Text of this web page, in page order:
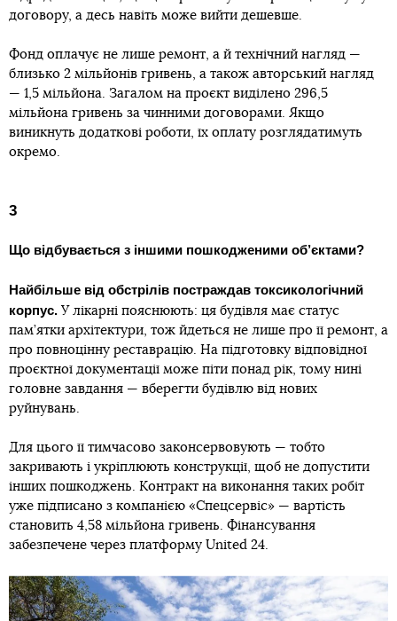
договору, а десь навіть може вийти дешевше.
Фонд оплачує не лише ремонт, а й технічний нагляд —
близько 2 мільйонів гривень, а також авторський нагляд
— 1,5 мільйона. Загалом на проєкт виділено 296,5
мільйона гривень за чинними договорами. Якщо
виникнуть додаткові роботи, їх оплату розглядатимуть
окремо.
3
Що відбувається з іншими пошкодженими об’єктами?
Найбільше від обстрілів постраждав токсикологічний
корпус. У лікарні пояснюють: ця будівля має статус
пам’ятки архітектури, тож йдеться не лише про її ремонт, а
про повноцінну реставрацію. На підготовку відповідної
проєктної документації може піти понад рік, тому нині
головне завдання — вберегти будівлю від нових
руйнувань.
Для цього її тимчасово законсервовують — тобто
закривають і укріплюють конструкції, щоб не допустити
інших пошкоджень. Контракт на виконання таких робіт
уже підписано з компанією «Спецсервіс» — вартість
становить 4,58 мільйона гривень. Фінансування
забезпечене через платформу United 24.